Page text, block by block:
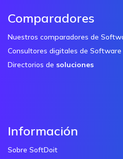
Comparadores
Nuestros comparadores de
Consultores digitales de Software
Directorios de soluciones
Información
Sobre SoftDoit